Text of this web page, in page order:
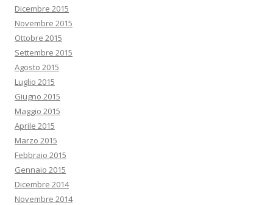
Dicembre 2015
Novembre 2015
Ottobre 2015
Settembre 2015
Agosto 2015
Luglio 2015
Giugno 2015
Maggio 2015
Aprile 2015
Marzo 2015
Febbraio 2015
Gennaio 2015
Dicembre 2014
Novembre 2014